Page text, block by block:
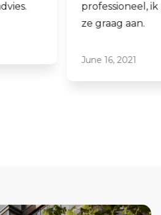
professioneel, ik
ze graag aan.
June 16, 2021